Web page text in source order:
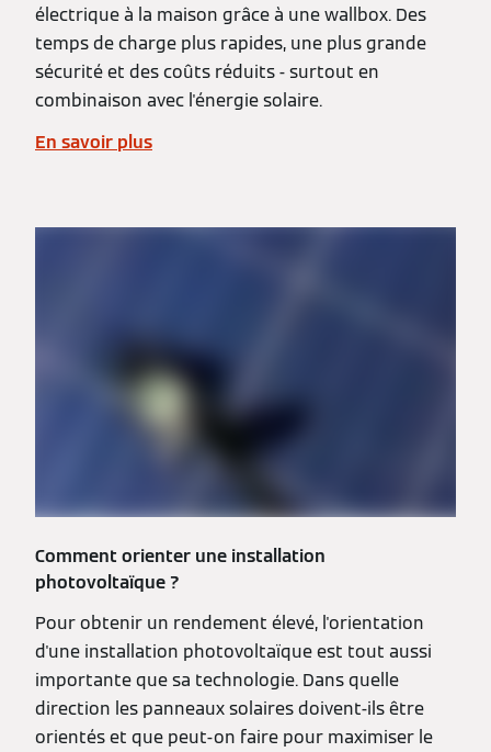
électrique à la maison grâce à une wallbox. Des
temps de charge plus rapides, une plus grande
sécurité et des coûts réduits - surtout en
combinaison avec l'énergie solaire.
En savoir plus
Comment orienter une installation
photovoltaïque ?
Pour obtenir un rendement élevé, l'orientation
d'une installation photovoltaïque est tout aussi
importante que sa technologie. Dans quelle
direction les panneaux solaires doivent-ils être
orientés et que peut-on faire pour maximiser le